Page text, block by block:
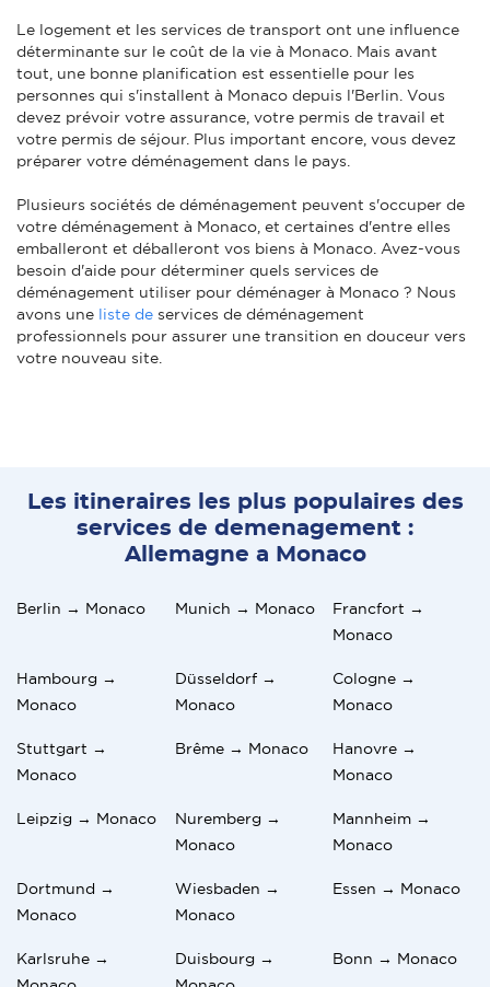
Le logement et les services de transport ont une influence
déterminante sur le coût de la vie à Monaco. Mais avant
tout, une bonne planification est essentielle pour les
personnes qui s'installent à Monaco depuis l'Berlin. Vous
devez prévoir votre assurance, votre permis de travail et
votre permis de séjour. Plus important encore, vous devez
préparer votre déménagement dans le pays.
Plusieurs sociétés de déménagement peuvent s'occuper de
votre déménagement à Monaco, et certaines d'entre elles
emballeront et déballeront vos biens à Monaco. Avez-vous
besoin d'aide pour déterminer quels services de
déménagement utiliser pour déménager à Monaco ? Nous
avons une liste de services de déménagement
professionnels pour assurer une transition en douceur vers
votre nouveau site.
Les itineraires les plus populaires des
services de demenagement :
Allemagne a Monaco
Berlin → Monaco Munich → Monaco
Francfort →
Monaco
Hambourg →
Monaco
Düsseldorf →
Monaco
Cologne →
Monaco
Stuttgart →
Monaco
Brême → Monaco
Hanovre →
Monaco
Leipzig → Monaco
Nuremberg →
Monaco
Mannheim →
Monaco
Dortmund →
Monaco
Wiesbaden →
Monaco
Essen → Monaco
Karlsruhe →
Duisbourg →
Bonn → Monaco